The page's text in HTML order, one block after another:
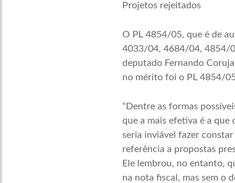
Projetos rejeitados
O PL 4854/05, que é de
4033/04, 4684/04, 4854/
deputado Fernando
no mérito foi o PL 4854/
“Dentre as formas
que a mais efetiva é a
seria inviável fazer
referência a propostas
Ele lembrou, no entanto,
na nota fiscal, mas sem o